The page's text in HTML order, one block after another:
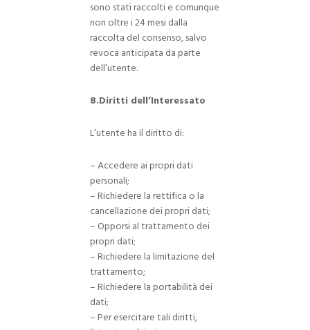
sono stati raccolti e comunque
non oltre i 24 mesi dalla
raccolta del consenso, salvo
revoca anticipata da parte
dell’utente.
8.Diritti dell’Interessato
L’utente ha il diritto di:
– Accedere ai propri dati
personali;
– Richiedere la rettifica o la
cancellazione dei propri dati;
– Opporsi al trattamento dei
propri dati;
– Richiedere la limitazione del
trattamento;
– Richiedere la portabilità dei
dati;
– Per esercitare tali diritti,